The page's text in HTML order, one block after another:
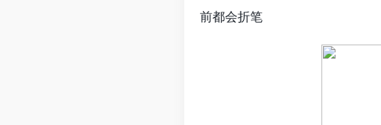
前都会折笔